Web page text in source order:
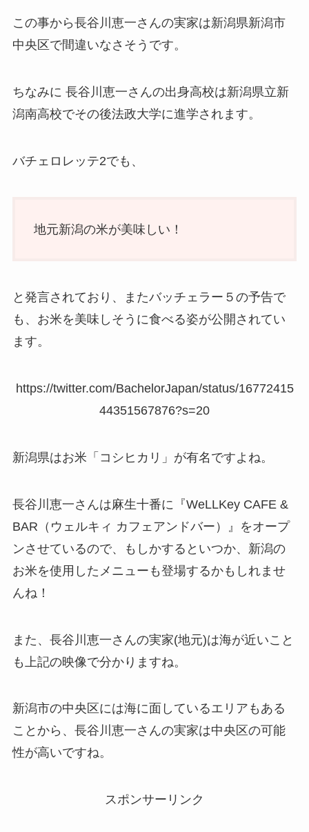
この事から長谷川恵一さんの実家は新潟県新潟市
中央区で間違いなさそうです。
ちなみに 長谷川恵一さんの出身高校は新潟県立新
潟南高校でその後法政大学に進学されます。
バチェロレッテ2でも、
地元新潟の米が美味しい！
と発言されており、またバッチェラー５の予告で
も、お米を美味しそうに食べる姿が公開されてい
ます。
https://twitter.com/BachelorJapan/status/16772415
44351567876?s=20
新潟県はお米「コシヒカリ」が有名ですよね。
長谷川恵一さんは麻生十番に『WeLLKey CAFE &
BAR（ウェルキィ カフェアンドバー）』をオープ
ンさせているので、もしかするといつか、新潟の
お米を使用したメニューも登場するかもしれませ
んね！
また、長谷川恵一さんの実家(地元)は海が近いこと
も上記の映像で分かりますね。
新潟市の中央区には海に面しているエリアもある
ことから、長谷川恵一さんの実家は中央区の可能
性が高いですね。
スポンサーリンク